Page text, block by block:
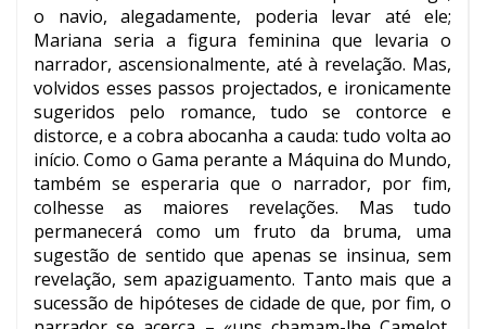
o navio, alegadamente, poderia levar até ele;
Mariana seria a figura feminina que levaria o
narrador, ascensionalmente, até à revelação. Mas,
volvidos esses passos projectados, e ironicamente
sugeridos pelo romance, tudo se contorce e
distorce, e a cobra abocanha a cauda: tudo volta ao
início. Como o Gama perante a Máquina do Mundo,
também se esperaria que o narrador, por fim,
colhesse as maiores revelações. Mas tudo
permanecerá como um fruto da bruma, uma
sugestão de sentido que apenas se insinua, sem
revelação, sem apaziguamento. Tanto mais que a
sucessão de hipóteses de cidade de que, por fim, o